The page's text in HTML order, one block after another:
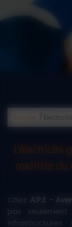
/
L'électricité
Chez A.P.E -
pas